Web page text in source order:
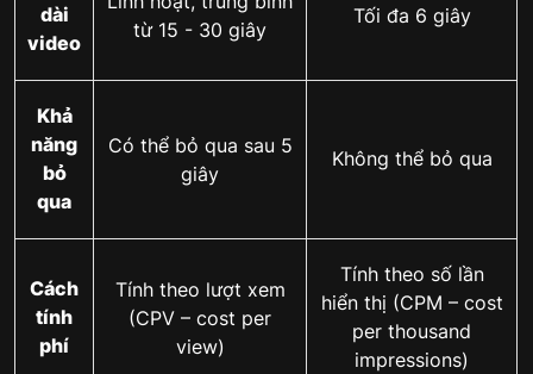
dài
video
từ 15 - 30 giây
Tối đa 6 giây
Khả
năng
bỏ
qua
Có thể bỏ qua sau 5
giây
Không thể bỏ qua
Cách
tính
phí
Tính theo lượt xem
(CPV – cost per
view)
Tính theo số lần
hiển thị (CPM – cost
per thousand
impressions)